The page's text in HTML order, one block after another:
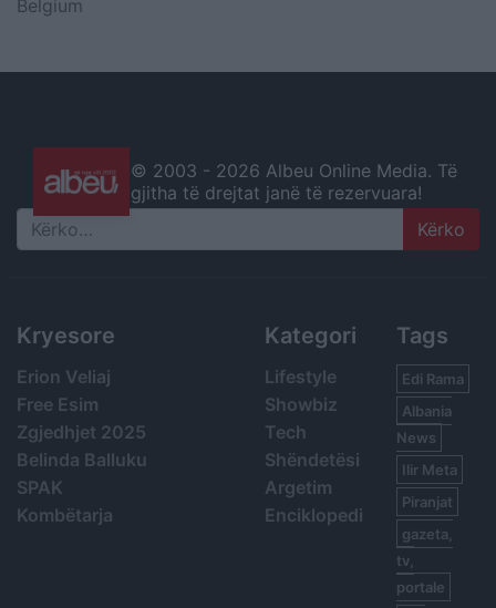
Belgium
© 2003 - 2026 Albeu Online Media. Të
gjitha të drejtat janë të rezervuara!
Search
Kryesore
Erion Veliaj
Free Esim
Zgjedhjet 2025
Belinda Balluku
SPAK
Kombëtarja
Kategori
Lifestyle
Showbiz
Tech
Shëndetësi
Argetim
Enciklopedi
Tags
Edi Rama
Albania
News
Ilir Meta
Piranjat
gazeta,
tv,
portale